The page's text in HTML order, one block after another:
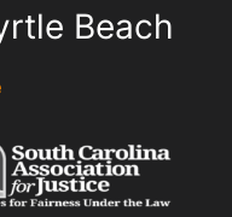
Beach